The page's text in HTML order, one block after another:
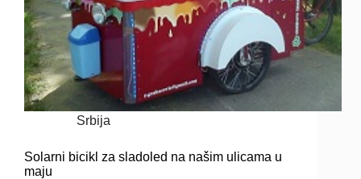
Srbija
Solarni bicikl za sladoled na našim ulicama u
maju